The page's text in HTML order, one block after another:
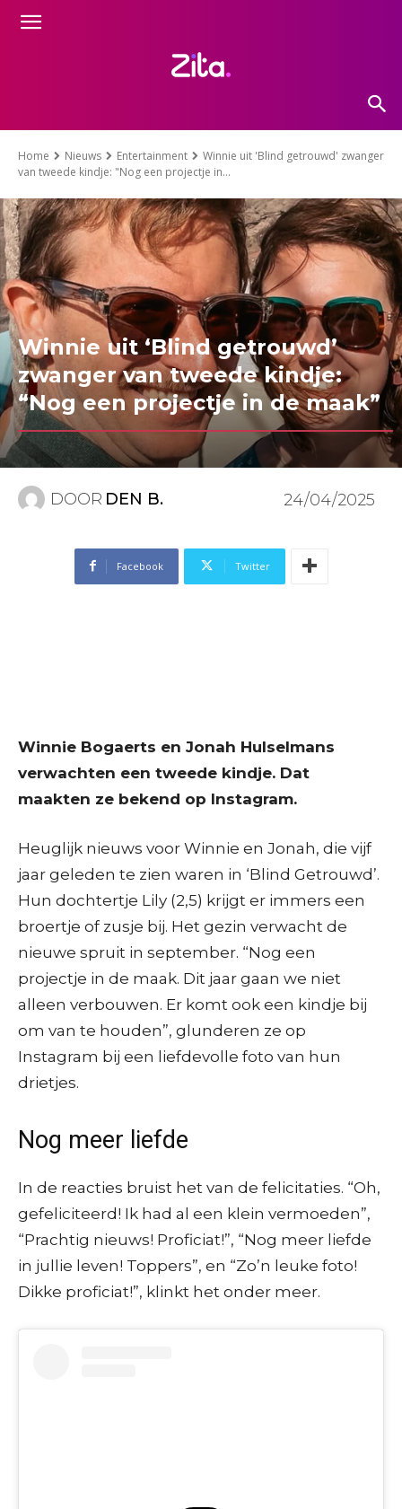
Home Nieuws Entertainment
Winnie uit 'Blind getrouwd' zwanger
van tweede kindje: "Nog een projectje in...
Winnie uit ‘Blind getrouwd’
zwanger van tweede kindje:
“Nog een projectje in de maak”
DOOR DEN B. 24/04/2025
Facebook Twitter
Winnie Bogaerts en Jonah Hulselmans
verwachten een tweede kindje. Dat
maakten ze bekend op Instagram.
Heuglijk nieuws voor Winnie en Jonah, die vijf
jaar geleden te zien waren in ‘Blind Getrouwd’.
Hun dochtertje Lily (2,5) krijgt er immers een
broertje of zusje bij. Het gezin verwacht de
nieuwe spruit in september. “Nog een
projectje in de maak. Dit jaar gaan we niet
alleen verbouwen. Er komt ook een kindje bij
om van te houden”, glunderen ze op
Instagram bij een liefdevolle foto van hun
drietjes.
Nog meer liefde
In de reacties bruist het van de felicitaties. “Oh,
gefeliciteerd! Ik had al een klein vermoeden”,
“Prachtig nieuws! Proficiat!”, “Nog meer liefde
in jullie leven! Toppers”, en “Zo’n leuke foto!
Dikke proficiat!”, klinkt het onder meer.